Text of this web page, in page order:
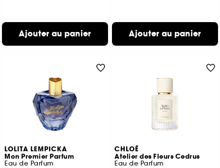
Ajouter au panier Ajouter au panier
LOLITA LEMPICKA
Mon Premier Parfum
Eau de Parfum
CHLOÉ
Atelier des Fleurs Cedrus
Eau de Parfum